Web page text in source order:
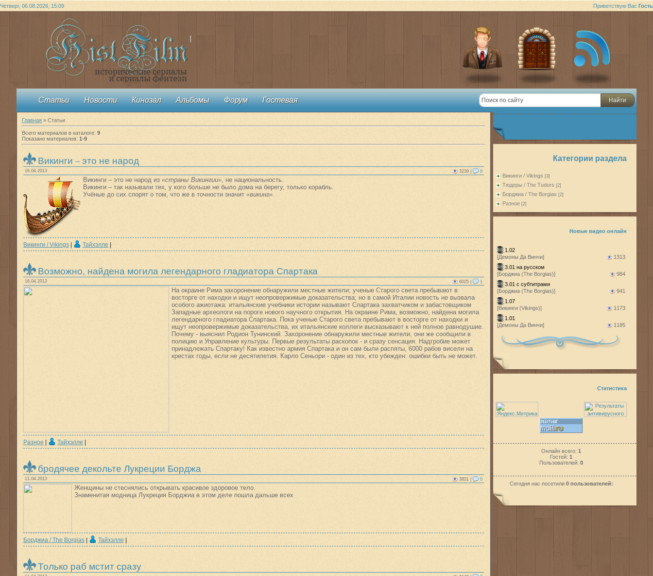
Четверг, 06.08.2026, 15:09 Приветствую Вас Гость
Статьи Новости Кинозал Альбомы Форум Гостевая
Главная » Статьи
Всего материалов в каталоге: 9
Показано материалов: 1-9
Викинги – это не народ
16.04.2013 3239 | 0
Викинги – это не народ из «страны Викингии», не национальность.
Викинги – так называли тех, у кого больше не было дома на берегу, только корабль.
Учёные до сих спорят о том, что же в точности значит «викинг».
Викинги / Vikings Тайхэлле
Возможно, найдена могила легендарного гладиатора Спартака
16.04.2013 6025 | 1
На окраине Рима захоронение обнаружили местные жители; ученые Старого света пребывают в
восторге от находки и ищут неопровержимые доказательства; но в самой Италии новость не вызвала
особого ажиотажа: итальянские учебники истории называют Спартака захватчиком и забастовщиком
Западные археологи на пороге нового научного открытия. На окраине Рима, возможно, найдена могила
легендарного гладиатора Спартака. Пока ученые Старого света пребывают в восторге от находки и
ищут неопровержимые доказательства, их итальянские коллеги высказывают к ней полное равнодушие.
Почему - выяснил Родион Тунинский. Захоронение обнаружили местные жители, они же сообщили в
полицию и Управление культуры. Первые результаты раскопок - и сразу сенсация. Надгробие может
принадлежать Спартаку! Как известно армия Спартака и он сам были распяты, 6000 рабов висели на
крестах годы, если не десятилетия. Карло Сеньори - один из тех, кто убежден: ошибки быть не может.
Разное Тайхэлле
бродячее декольте Лукреции Борджа
11.04.2013 3831 | 0
Женщины не стеснялись открывать красивое здоровое тело.
Знаменитая модница Лукреция Борджиа в этом деле пошла дальше всех
Борджиа / The Borgias Тайхэлле
Только раб мстит сразу
Категории раздела
Викинги / Vikings [3]
Тюдоры / The Tudors [2]
Борджиа / The Borgias [2]
Разное [2]
Новые видео онлайн
1.02
[Демоны Да Винчи]
1313
3.01 на русском
[Борджиа (The Borgias)]
984
3.01 с субтитрами
[Борджиа (The Borgias)]
941
1.07
[Викинги (Vikings)]
1173
1.01
[Демоны Да Винчи]
1185
Статистика
Онлайн всего: 1
Гостей: 1
Пользователей: 0
Сегодня нас посетили 0 пользователей: